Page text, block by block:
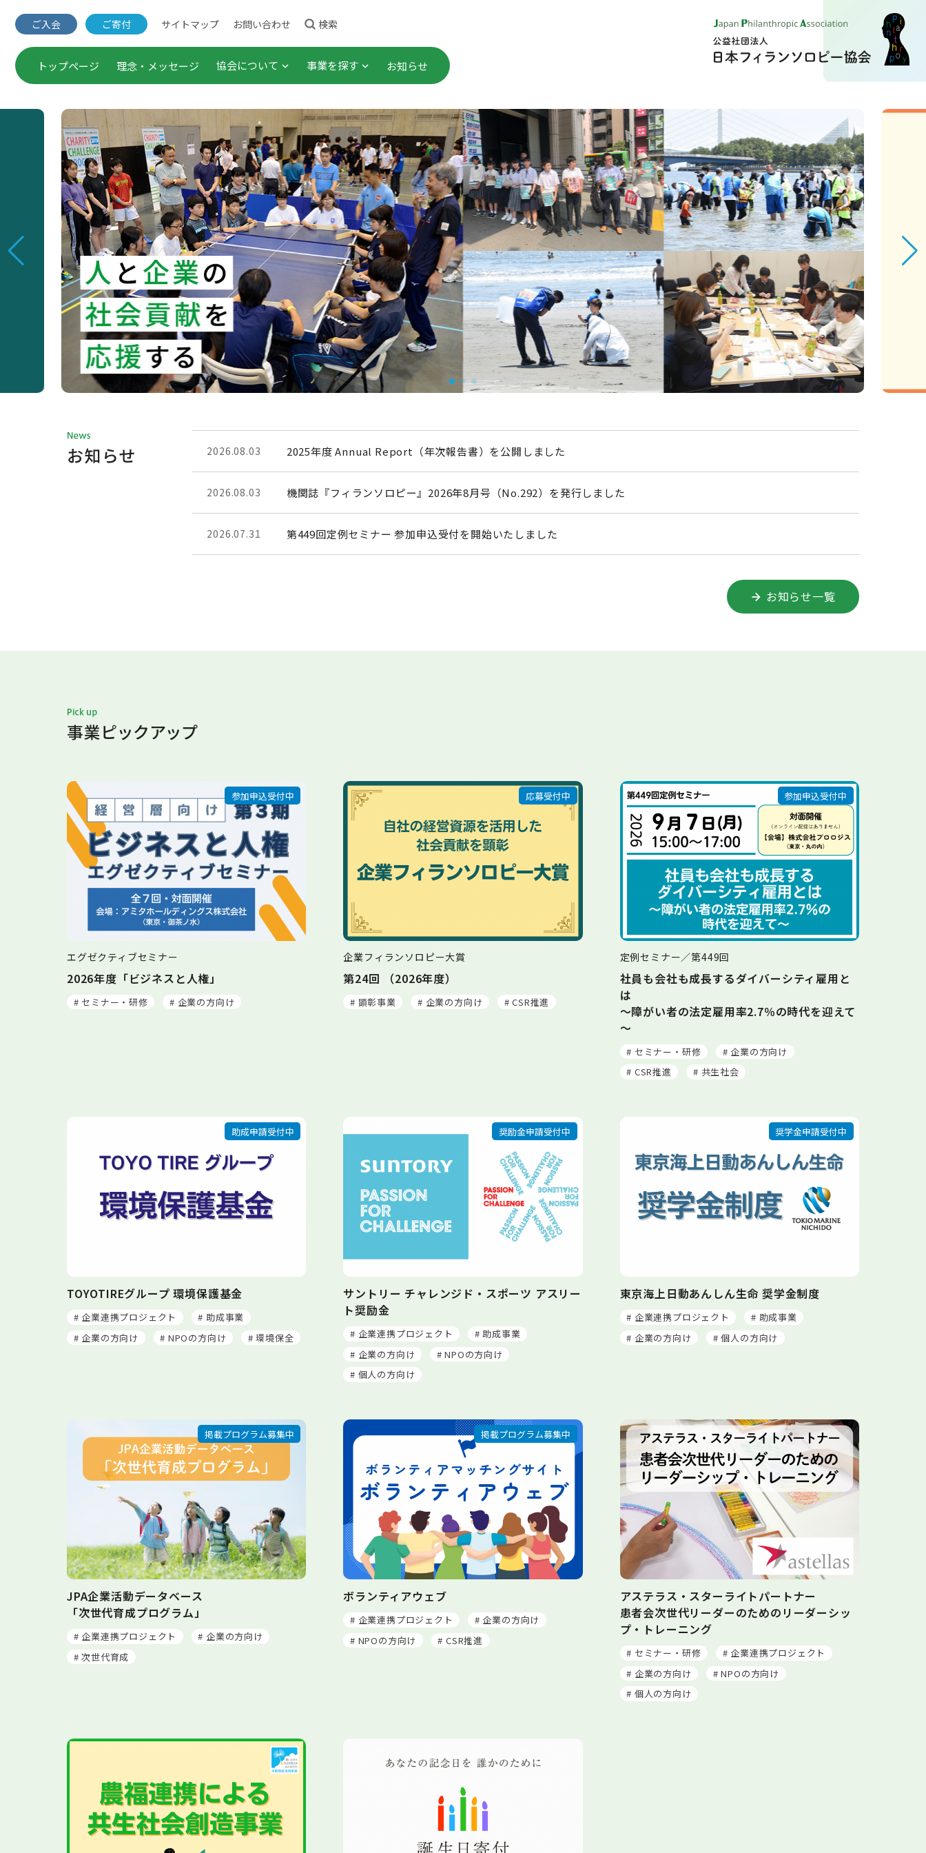
ご入会 ご寄付 サイトマップ お問い合わせ 検索
トップページ 理念・メッセージ 協会について
団体概要・役員一覧 理事長ごあいさつ
事業概要 これまでのあゆみ
定款・諸規程 事業計画・財務諸表 等
Annual Report（年次報告書） 会員一覧
ご入会 ご寄付
公表 職員募集
ボランティア募集 アクセス
事業を探す
出版事業 顕彰事業
セミナー・研修 社会連携プロジェクト
企業連携プロジェクト 助成事業
調査・研究
お知らせ
2026.08.03 2025年度 Annual Report（年次報告書）を公開しました
2026.08.03 機関誌『フィランソロピー』2026年8月号（No.292）を発行しました
2026.07.31 第449回定例セミナー 参加申込受付を開始いたしました
お知らせ一覧
参加申込受付中
エグゼクティブセミナー
2026年度「ビジネスと人権」
# セミナー・研修 # 企業の方向け
応募受付中
企業フィランソロピー大賞
第24回 （2026年度）
# 顕彰事業 # 企業の方向け # CSR推進
参加申込受付中
定例セミナー／第449回
社員も会社も成長するダイバーシティ雇用と
は
～障がい者の法定雇用率2.7％の時代を迎えて
～
# セミナー・研修
# 企業の方向け
# CSR推進
# 共生社会
助成申請受付中
TOYOTIREグループ 環境保護基金
# 企業連携プロジェクト
# 助成事業
# 企業の方向け
# NPOの方向け # 環境保全
奨励金申請受付中
サントリー チャレンジド・スポーツ アスリー
ト奨励金
# 企業連携プロジェクト
# 助成事業
# 企業の方向け
# NPOの方向け
# 個人の方向け
奨学金申請受付中
東京海上日動あんしん生命 奨学金制度
# 企業連携プロジェクト
# 助成事業
# 企業の方向け
# 個人の方向け
掲載プログラム募集中
JPA企業活動データベース
「次世代育成プログラム」
# 企業連携プロジェクト
# 企業の方向け
# 次世代育成
掲載プログラム募集中
ボランティアウェブ
# 企業連携プロジェクト
# 企業の方向け
# NPOの方向け
# CSR推進
アステラス・スターライトパートナー
患者会次世代リーダーのためのリーダーシッ
プ・トレーニング
# セミナー・研修
# 企業連携プロジェクト
# 企業の方向け
# NPOの方向け
# 個人の方向け